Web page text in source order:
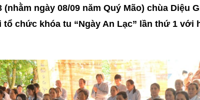
(nhằm ngày 08/09 năm Quý Mão) chùa Diệu
tổ chức khóa tu “Ngày An Lạc” lần thứ 1 với